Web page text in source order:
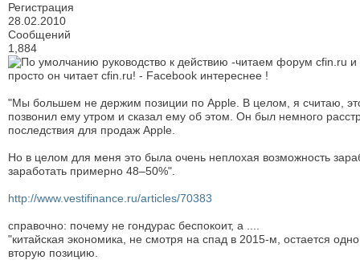
Регистрация
28.02.2010
Сообщений
1,884
руководство к действию -читаем форум cfin.ru
просто он читает cfin.ru! - Facebook интереснее !
"Мы большем не держим позиции по Apple. В целом, я считаю,
позвонил ему утром и сказал ему об этом. Он был немного
последствия для продаж Apple.
Но в целом для меня это была очень неплохая возможность
заработать примерно 48–50%".
http://www.vestifinance.ru/articles/70383
справочно: почему не гондурас беспокоит, а ....
"китайская экономика, не смотря на спад в 2015-м, остается
вторую позицию.